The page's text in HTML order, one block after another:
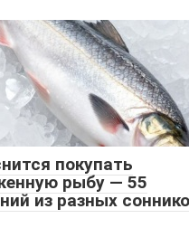
покупать
рыбу — 55
из разных